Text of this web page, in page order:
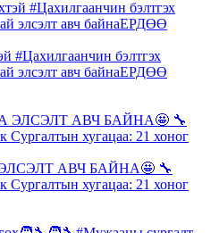
#Цахилгаанчин бэлтгэх
элсэлт авч байнаЕРДӨӨ
АВЧ БАЙНА🤩 🔧
Сургалтын хугацаа: 21 хоног